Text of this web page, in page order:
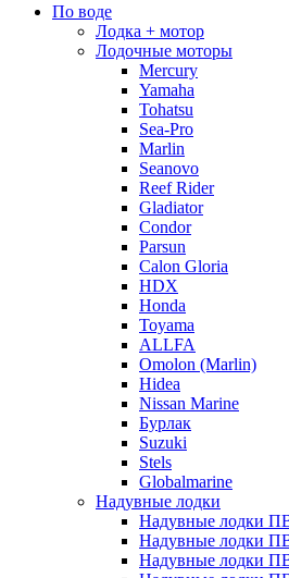
По воде
Лодка + мотор
Лодочные моторы
Mercury
Yamaha
Tohatsu
Sea-Pro
Marlin
Seanovo
Reef Rider
Gladiator
Condor
Parsun
Calon Gloria
HDX
Honda
Toyama
ALLFA
Omolon (Marlin)
Hidea
Nissan Marine
Бурлак
Suzuki
Stels
Globalmarine
Надувные лодки
Надувные лодки
Надувные лодки
Надувные лодки